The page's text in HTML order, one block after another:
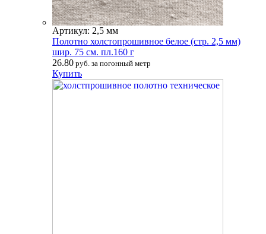
Артикул: 2,5 мм
Полотно холстопрошивное белое (стр. 2,5 мм)
шир. 75 см. пл.160 г
26.80 руб. за погонный метр
Купить